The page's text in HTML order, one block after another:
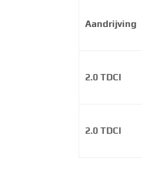
Aandrijving
2.0 TDCI
2.0 TDCI